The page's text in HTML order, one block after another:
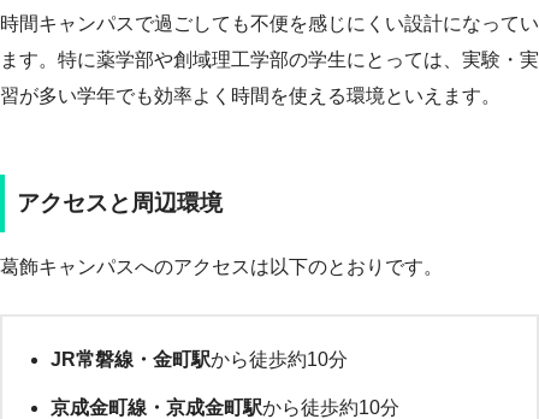
時間キャンパスで過ごしても不便を感じにくい設計になってい
ます。特に薬学部や創域理工学部の学生にとっては、実験・実
習が多い学年でも効率よく時間を使える環境といえます。
アクセスと周辺環境
葛飾キャンパスへのアクセスは以下のとおりです。
JR常磐線・金町駅から徒歩約10分
京成金町線・京成金町駅から徒歩約10分